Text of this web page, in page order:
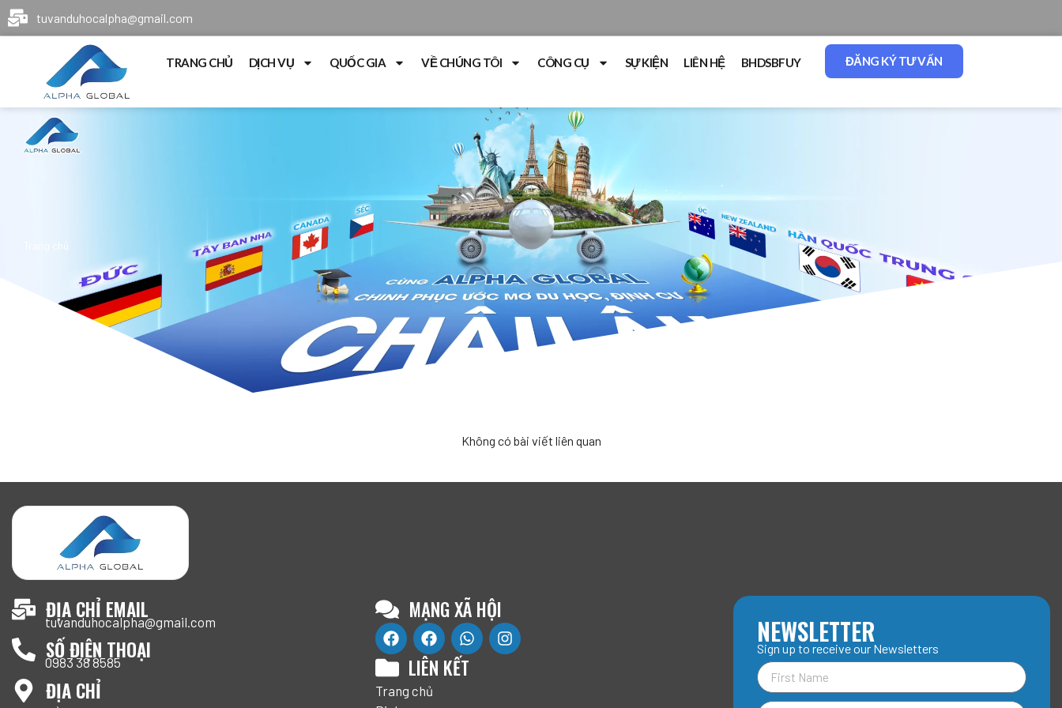
tuvanduhocalpha@gmail.com
TRANG CHỦ DỊCH VỤ QUỐC GIA VỀ CHÚNG TÔI CÔNG CỤ SỰ KIỆN LIÊN HỆ BHDSBFUY ĐĂNG KÝ TƯ VẤN
Trang chủ
Không có bài viết liên quan
ĐỊA CHỈ EMAIL
tuvanduhocalpha@gmail.com
SỐ ĐIỆN THOẠI
0983 38 8585
ĐỊA CHỈ
MẠNG XÃ HỘI
LIÊN KẾT
Trang chủ
NEWSLETTER
Sign up to receive our Newsletters